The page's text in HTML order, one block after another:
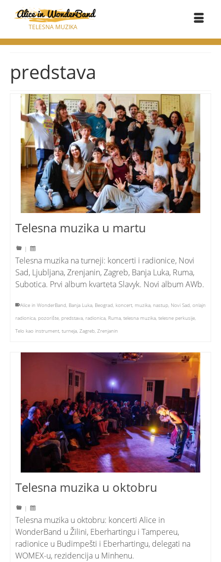
TELESNA MUZIKA
predstava
Telesna muzika u martu
|
Telesna muzika na turneji: koncerti i radionice, Novi
Sad, Ljubljana, Zrenjanin, Zagreb, Banja Luka, Ruma,
Subotica. Prvi album kvarteta Slavyk. Novi album AWb.
Alice in WonderBand, Banja Luka, Beograd, koncert, muzika, nastup, Novi Sad, onlajn
radionica, pozorište, predstava, radionica, Ruma, telesna muzika, telesne perkusije,
Telo kao instrument, turneja, Zagreb, Zrenjanin
Telesna muzika u oktobru
|
Telesna muzika u oktobru: koncerti Alice in
WonderBand u Žilini, Eberhartingu i Tampereu,
radionice u Budimpešti i Eberhartingu, delegati na
WOMEX-u, rezidencija u Minhenu.